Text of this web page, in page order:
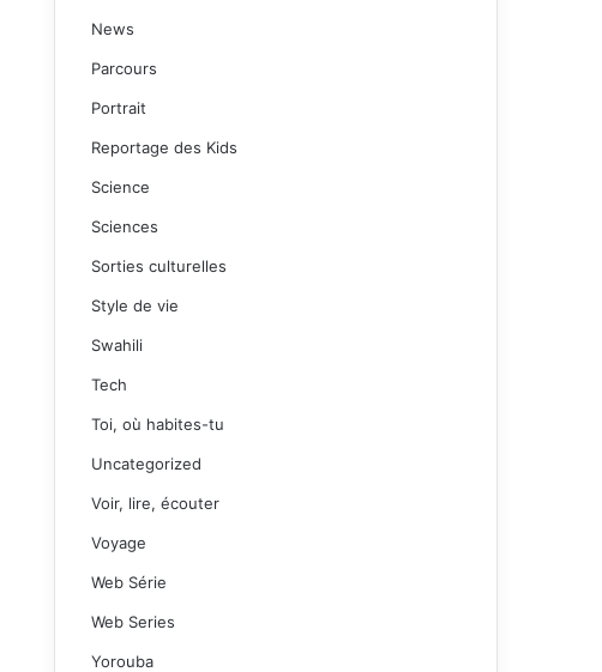
News
Parcours
Portrait
Reportage des Kids
Science
Sciences
Sorties culturelles
Style de vie
Swahili
Tech
Toi, où habites-tu
Uncategorized
Voir, lire, écouter
Voyage
Web Série
Web Series
Yorouba